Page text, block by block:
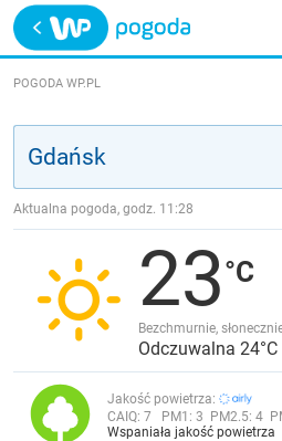
Trwa ładowanie
POLSKA
JAKOŚĆ POWIETRZA
POGODA WP.PL
Aktualna pogoda, godz. 11:28
23
Bezchmurnie,
Odczuwalna 24°C
Jakość powietrza:
CAIQ: 7 PM1: 3 PM2.5: 4
Wspaniała jakość powietrza